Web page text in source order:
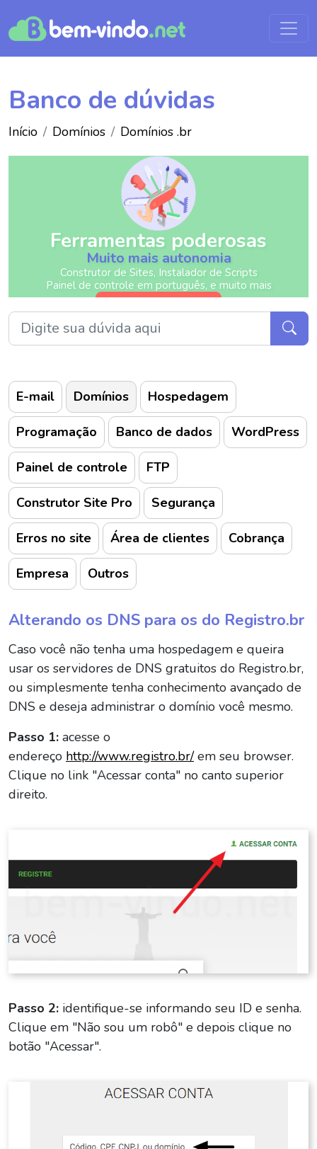
Banco de dúvidas
Início Domínios Domínios .br
Ferramentas poderosas
Muito mais autonomia
Construtor de Sites, Instalador de Scripts
Painel de controle em português, e muito mais
E-mail Domínios Hospedagem
Programação Banco de dados WordPress
Painel de controle FTP
Construtor Site Pro Segurança
Erros no site Área de clientes Cobrança
Empresa Outros
Alterando os DNS para os do Registro.br
Caso você não tenha uma hospedagem e queira
usar os servidores de DNS gratuitos do Registro.br,
ou simplesmente tenha conhecimento avançado de
DNS e deseja administrar o domínio você mesmo.
Passo 1: acesse o
endereço http://www.registro.br/em seu browser.
Clique no link "Acessar conta" no canto superior
direito.
Passo 2: identifique-se informando seu ID e senha.
Clique em "Não sou um robô" e depois clique no
botão "Acessar".